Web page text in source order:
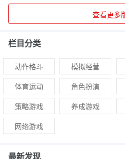
查看更多
栏目分类
动作格斗 模拟经营
体育运动
角色扮演
策略游戏
养成游戏
网络游戏
最新发现